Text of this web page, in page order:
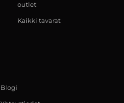
outlet
Kaikki tavarat
Blogi